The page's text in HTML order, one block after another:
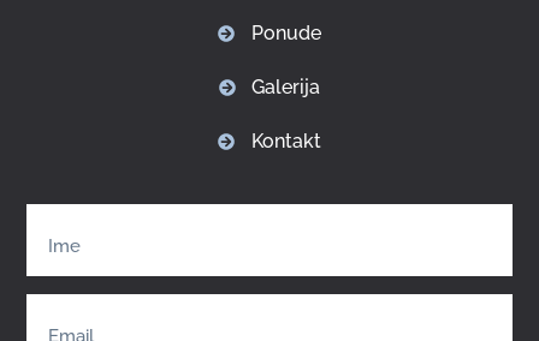
Ponude
Galerija
Kontakt